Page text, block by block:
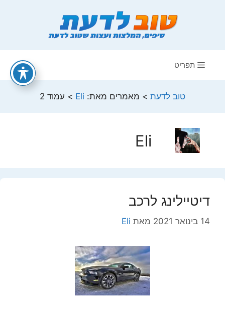
תפריט
טוב לדעת > מאמרים מאת: Eli
> עמוד 2
Eli
דיטיילינג לרכב
14 בינואר 2021 מאת Eli